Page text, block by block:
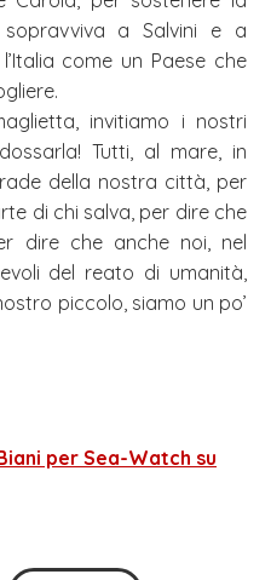
a Salvini e a
come un Paese che
invitiamo i nostri
Tutti, al mare, in
della nostra città, per
di chi salva, per dire che
dire che anche noi, nel
del reato di umanità,
piccolo, siamo un po’
per Sea-Watch su